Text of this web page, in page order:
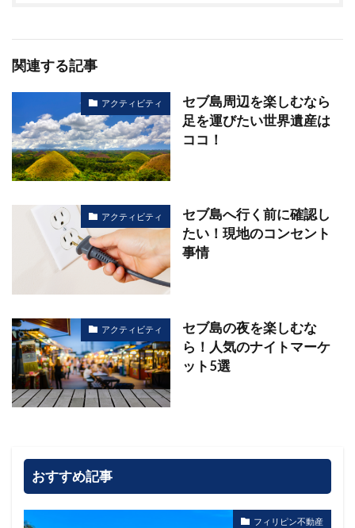
関連する記事
アクティビティ
セブ島周辺を楽しむなら
足を運びたい世界遺産は
ココ！
アクティビティ
セブ島へ行く前に確認し
たい！現地のコンセント
事情
アクティビティ
セブ島の夜を楽しむな
ら！人気のナイトマーケ
ット5選
おすすめ記事
フィリピン不動産